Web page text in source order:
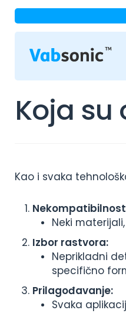
Koja
Kao i svaka
Neki
Izbor rastvora:
Neprikladni
specifično
Prilagođavanje:
Svaka